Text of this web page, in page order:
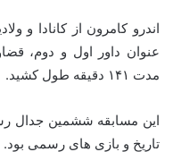
اندرو کامرون از کانادا و
عنوان داور اول و دوم،
مدت ۱۴۱ دقیقه طول کشید.
این مسابقه ششمین جدال
تاریخ و بازی های رسمی بود.